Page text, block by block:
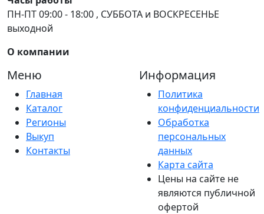
ПН-ПТ 09:00 - 18:00 , СУББОТА и ВОСКРЕСЕНЬЕ
выходной
О компании
Меню
Главная
Каталог
Регионы
Выкуп
Контакты
Информация
Политика
конфиденциальности
Обработка
персональных
данных
Карта сайта
Цены на сайте не
являются публичной
офертой